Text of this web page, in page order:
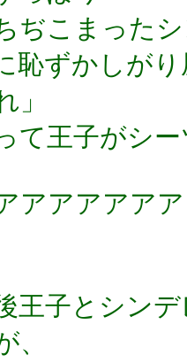
ぢこまった
恥ずかしが
」
て王子がシ
アアアアア
王子とシン
、